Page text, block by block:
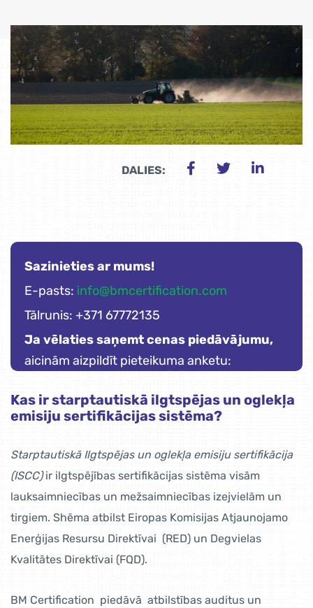
DALIES:
Sazinieties ar mums!
E-pasts: info@bmcertification.com
Tālrunis: +371 67772135
Ja vēlaties saņemt cenas piedāvājumu,
aicinām aizpildīt pieteikuma anketu:
Kas ir starptautiskā ilgtspējas un oglekļa
emisiju sertifikācijas sistēma?
Starptautiskā Ilgtspējas un oglekļa emisiju sertifikācija
(ISCC)ir ilgtspējības sertifikācijas sistēma visām
lauksaimniecības un mežsaimniecības izejvielām un
tirgiem. Shēma atbilst Eiropas Komisijas Atjaunojamo
Enerģijas Resursu Direktīvai (RED) un Degvielas
Kvalitātes Direktīvai (FQD).
BM Certification piedāvā atbilstības auditus un